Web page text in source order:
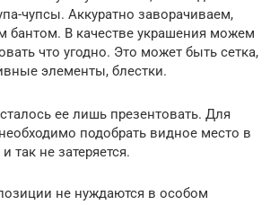
чупсы. Аккуратно заворачиваем,
бантом. В качестве украшения можем
что угодно. Это может быть сетка,
элементы, блестки.
ее лишь презентовать. Для
подобрать видное место в
так не затеряется.
не нуждаются в особом